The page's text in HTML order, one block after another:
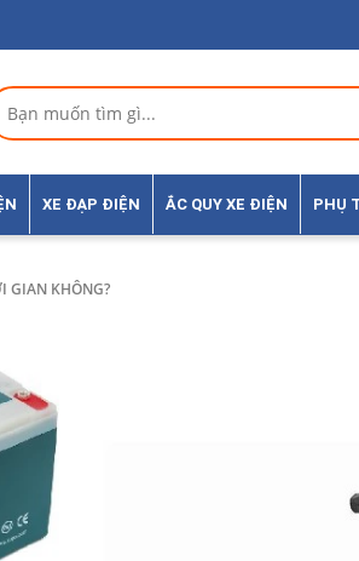
XE ĐẠP ĐIỆN ẮC QUY XE ĐIỆN PHỤ
GIAN KHÔNG?